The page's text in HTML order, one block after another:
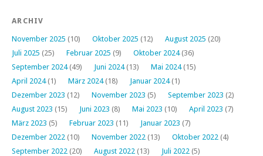
ARCHIV
November 2025 (10) Oktober 2025 (12) August 2025 (20)
Juli 2025 (25) Februar 2025 (9) Oktober 2024(36)
September 2024(49) Juni 2024(13) Mai 2024(15)
April 2024(1) März 2024(18) Januar 2024(1)
Dezember 2023 (12) November 2023 (5) September 2023 (2)
August 2023 (15) Juni 2023 (8) Mai 2023 (10) April 2023 (7)
März 2023 (5) Februar 2023 (11) Januar 2023 (7)
Dezember 2022 (10) November 2022 (13) Oktober 2022 (4)
September 2022 (20) August 2022 (13) Juli 2022 (5)